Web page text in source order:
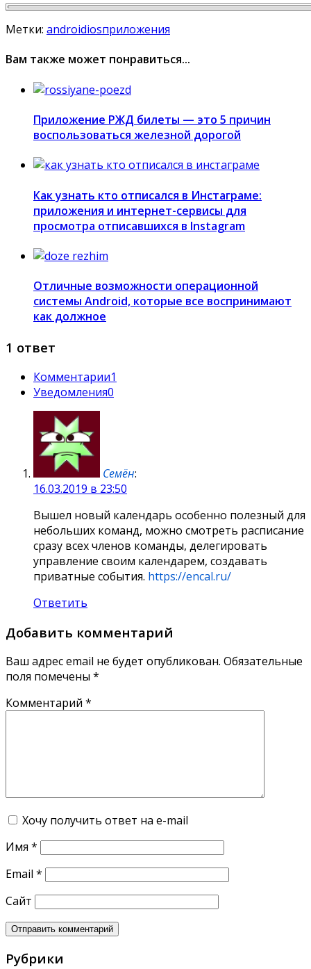
Метки: androidiosприложения
Вам также может понравиться...
Приложение РЖД билеты — это 5 причин
воспользоваться железной дорогой
Как узнать кто отписался в Инстаграме:
приложения и интернет-сервисы для
просмотра отписавшихся в Instagram
Отличные возможности операционной
системы Android, которые все воспринимают
как должное
1 ответ
Комментарии1
Уведомления0
Семён:
16.03.2019 в 23:50
Вышел новый календарь особенно полезный для
небольших команд, можно смотреть расписание
сразу всех членов команды, делегировать
управление своим календарем, создавать
приватные события. https://encal.ru/
Ответить
Добавить комментарий
Ваш адрес email не будет опубликован. Обязательные
поля помечены *
Комментарий *
Хочу получить ответ на e-mail
Имя *
Email *
Сайт
Рубрики